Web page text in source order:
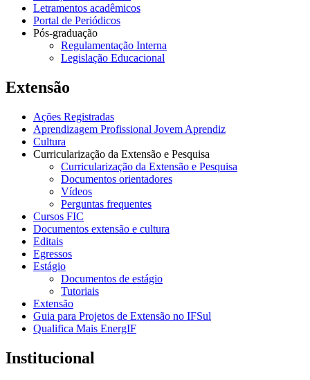
Letramentos acadêmicos
Portal de Periódicos
Pós-graduação
Regulamentação Interna
Legislação Educacional
Extensão
Ações Registradas
Aprendizagem Profissional Jovem Aprendiz
Cultura
Curricularização da Extensão e Pesquisa
Curricularização da Extensão e Pesquisa
Documentos orientadores
Vídeos
Perguntas frequentes
Cursos FIC
Documentos extensão e cultura
Editais
Egressos
Estágio
Documentos de estágio
Tutoriais
Extensão
Guia para Projetos de Extensão no IFSul
Qualifica Mais EnergIF
Institucional